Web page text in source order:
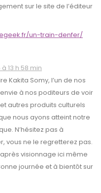
sur le site de l’éditeur
un-train-denfer/
13 h 58 min
Kakita Somy, l’un de nos
à nos poditeurs de voir
autres produits culturels
nous ayons atteint notre
N’hésitez pas à
vous ne le regretterez pas.
visionnage ici même
journée et à bientôt sur